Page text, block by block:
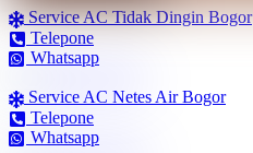
Service AC Tidak Dingin Bogor
Telepone
Whatsapp
Service AC Netes Air Bogor
Telepone
Whatsapp